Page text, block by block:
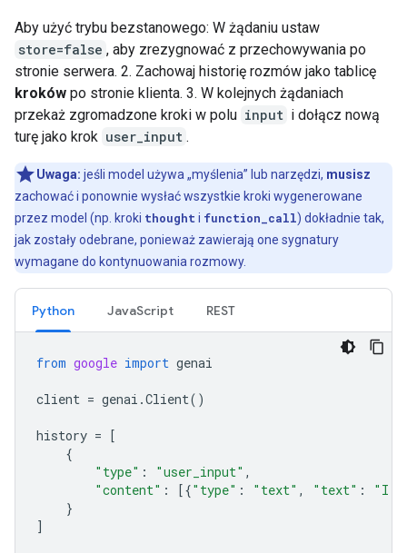
Aby użyć trybu bezstanowego: W żądaniu ustaw
store=false , aby zrezygnować z przechowywania po
stronie serwera. 2. Zachowaj historię rozmów jako tablicę
kroków po stronie klienta. 3. W kolejnych żądaniach
przekaż zgromadzone kroki w polu input i dołącz nową
turę jako krok user_input .
Uwaga: jeśli model używa „myślenia” lub narzędzi, musisz
zachować i ponownie wysłać wszystkie kroki wygenerowane
przez model (np. kroki thought i function_call) dokładnie tak,
jak zostały odebrane, ponieważ zawierają one sygnatury
wymagane do kontynuowania rozmowy.
Python JavaScript REST
from google import genai
client = genai .Client()
history = [
{
"type" : "user_input" ,
"content" : [{"type" : "text" , "text" :
"I
}
]